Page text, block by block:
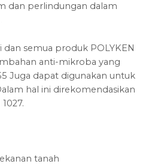
dan perlindungan dalam
dan semua produk POLYKEN
anti-mikroba yang
Juga dapat digunakan untuk
hal ini direkomendasikan
tanah